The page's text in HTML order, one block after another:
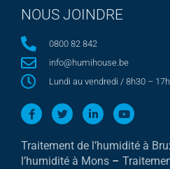
NOUS JOINDRE
0800 82 842
info@humihouse.be
Lundi au vendredi / 8h30 – 17h
Traitement de l’humidité à
l’humidité à Mons –